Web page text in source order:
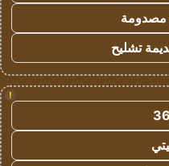
مصدومة
تشليح
!